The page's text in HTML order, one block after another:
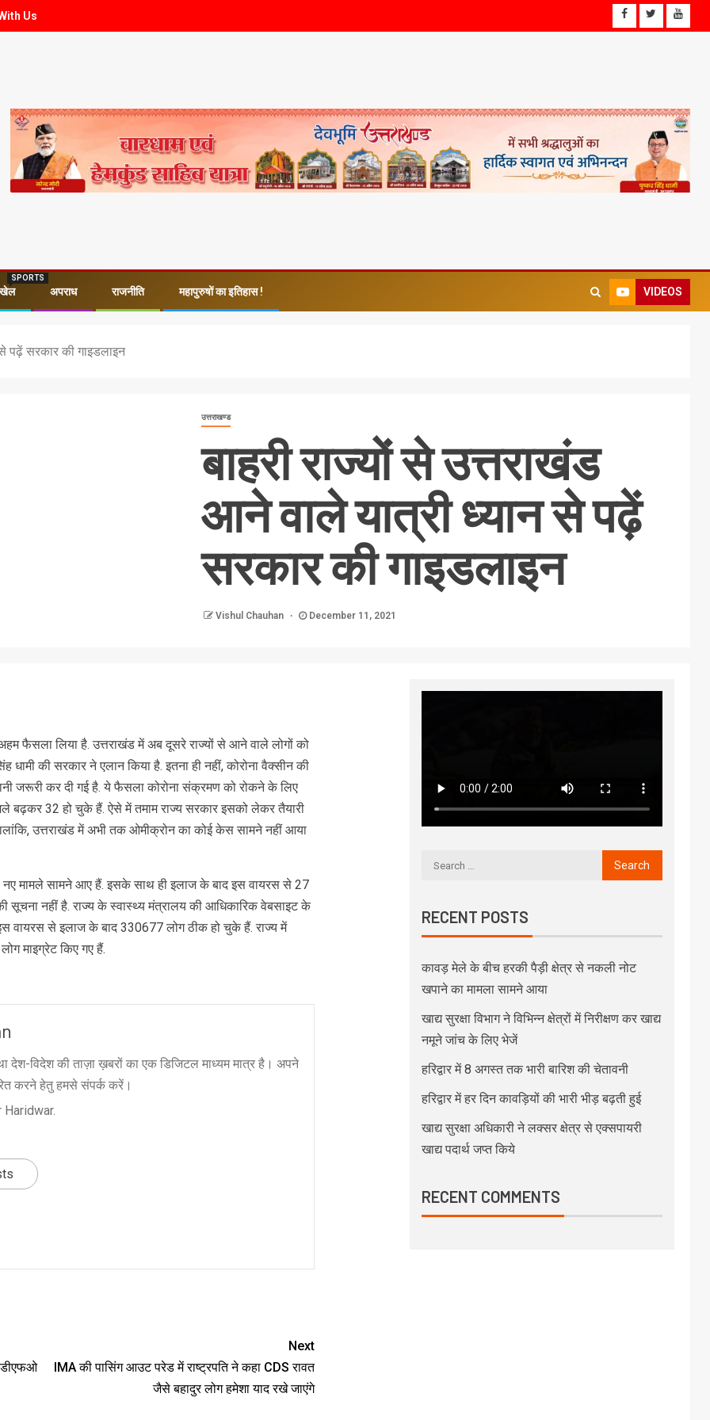
Us
खेल
SPORTS
अपराध राजनीति महापुरुषों का इतिहास ! VIDEOS
पढ़ें सरकार की गाइडलाइन
उत्तराखण्ड
बाहरी राज्यों से उत्तराखंड
आने वाले यात्री ध्यान से पढ़ें
सरकार की गाइडलाइन
Vishul Chauhan December 11, 2021
फैसला लिया है. उत्तराखंड में अब दूसरे राज्यों से आने वाले लोगों को
धामी की सरकार ने एलान किया है. इतना ही नहीं, कोरोना वैक्सीन की
जरूरी कर दी गई है. ये फैसला कोरोना संक्रमण को रोकने के लिए
बढ़कर 32 हो चुके हैं. ऐसे में तमाम राज्य सरकार इसको लेकर तैयारी
उत्तराखंड में अभी तक ओमीक्रोन का कोई केस सामने नहीं आया
नए मामले सामने आए हैं. इसके साथ ही इलाज के बाद इस वायरस से 27
सूचना नहीं है. राज्य के स्वास्थ्य मंत्रालय की आधिकारिक वेबसाइट के
वायरस से इलाज के बाद 330677 लोग ठीक हो चुके हैं. राज्य में
माइग्रेट किए गए हैं.
देश-विदेश की ताज़ा ख़बरों का एक डिजिटल माध्यम मात्र है। अपने
करने हेतु हमसे संपर्क करें।
Next
IMA की पासिंग आउट परेड में राष्ट्रपति ने कहा CDS रावत
जैसे बहादुर लोग हमेशा याद रखे जाएंगे
RECENT POSTS
कावड़ मेले के बीच हरकी पैड़ी क्षेत्र से नकली नोट
खपाने का मामला सामने आया
खाद्य सुरक्षा विभाग ने विभिन्न क्षेत्रों में निरीक्षण कर खाद्य
नमूने जांच के लिए भेजें
हरिद्वार में 8 अगस्त तक भारी बारिश की चेतावनी
हरिद्वार में हर दिन कावड़ियों की भारी भीड़ बढ़ती हुई
खाद्य सुरक्षा अधिकारी ने लक्सर क्षेत्र से एक्सपायरी
खाद्य पदार्थ जप्त किये
RECENT COMMENTS